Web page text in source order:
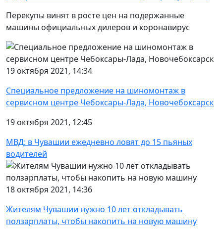
Перекупы винят в росте цен на подержанные
машины официальных дилеров и коронавирус
19 октября 2021, 14:34
Специальное предложение на шиномонтаж в
сервисном центре Чебоксары-Лада, Новочебоксарск
19 октября 2021, 12:45
МВД: в Чувашии ежедневно ловят до 15 пьяных
водителей
18 октября 2021, 14:36
Жителям Чувашии нужно 10 лет откладывать
ползарплаты, чтобы накопить на новую машину